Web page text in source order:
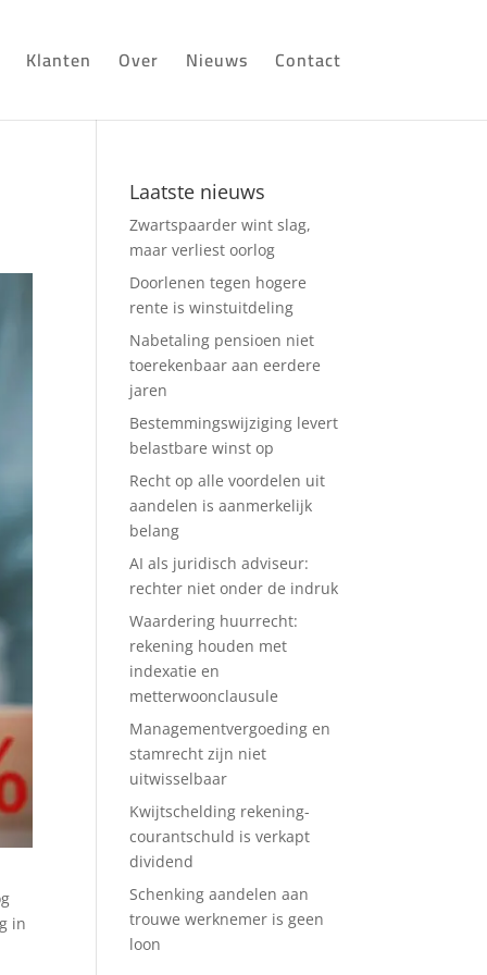
Klanten Over Nieuws Contact
in
Laatste nieuws
Zwartspaarder wint slag,
maar verliest oorlog
Doorlenen tegen hogere
rente is winstuitdeling
Nabetaling pensioen niet
toerekenbaar aan eerdere
jaren
Bestemmingswijziging levert
belastbare winst op
Recht op alle voordelen uit
aandelen is aanmerkelijk
belang
AI als juridisch adviseur:
rechter niet onder de indruk
Waardering huurrecht:
rekening houden met
indexatie en
metterwoonclausule
Managementvergoeding en
stamrecht zijn niet
uitwisselbaar
Kwijtschelding rekening-
courantschuld is verkapt
dividend
Schenking aandelen aan
trouwe werknemer is geen
loon